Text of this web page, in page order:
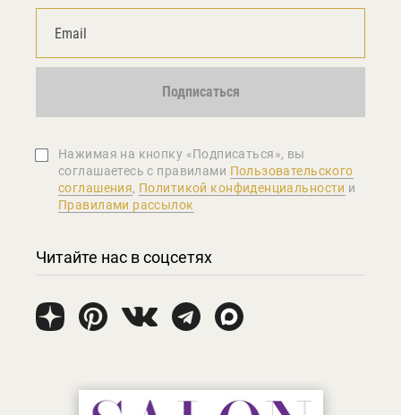
Подписаться
Нажимая на кнопку «Подписаться», вы
соглашаетеcь с правилами Пользовательского
соглашения, Политикой конфиденциальности и
Правилами рассылок
Читайте нас в соцсетях